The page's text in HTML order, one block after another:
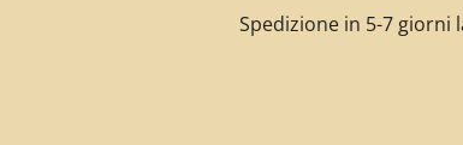
Spedizione in 5-7 giorni